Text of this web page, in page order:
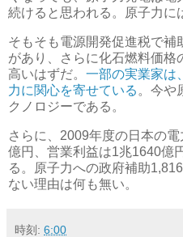
続けると思われる。原子力に
そもそも電源開発促進税で補
があり、さらに化石燃料価格
高いはずだ。 一部の実業家は
力に関心を寄せている 。今や
クノロジーである。
さらに、2009年度の日本の
億円、営業利益は1兆1640億
る。原子力への政府補助
ない理由は何も無い。
時刻: 6:00